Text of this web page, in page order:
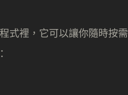
式裡，它可以讓你隨時按需